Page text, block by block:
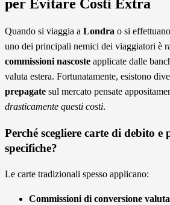
per Evitare Costi Extra
Quando si viaggia a Londra o si
uno dei principali nemici dei viaggiatori è
commissioni nascoste applicate dalle
valuta estera. Fortunatamente, esistono
prepagate sul mercato pensate
drasticamente questi costi.
Perché scegliere carte di debito e
specifiche?
Le carte tradizionali spesso applicano:
Commissioni di conversione valuta